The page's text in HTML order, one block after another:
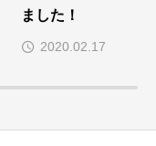
ました！
2020.02.17